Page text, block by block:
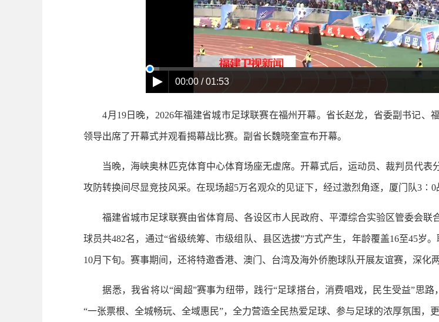
00:00 / 01:53
4月19日晚，2026年福建省城市足球联赛在福州开幕。省长赵龙，省委副书记、
领导出席了开幕式并观看揭幕战比赛。副省长魏晓奎宣布开幕。
当晚，海峡奥林匹克体育中心体育场座无虚席。开幕式后，运动员、裁判员代表
攻防转换间尽显竞技风采。在现场超5万名观众的见证下，经过激烈角逐，厦门队3∶0
福建省城市足球联赛由省体育局、各设区市人民政府、平潭综合实验区管委会联
球员共482名，通过“省级统筹、市级组队、县区选拔”方式产生，年龄覆盖16至45岁
10月下旬。赛事期间，还将特邀香港、澳门、台湾及海外侨胞球队开展友谊赛，深化
据悉，我省将以“闽超”赛事为纽带，践行“足球搭台，消费唱戏，民生受益”思路
“一张票根、全城畅玩、全域惠民”，全力营造全民热爱足球、参与足球的浓厚氛围，